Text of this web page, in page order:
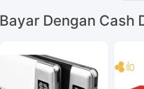
Bayar Dengan Cash